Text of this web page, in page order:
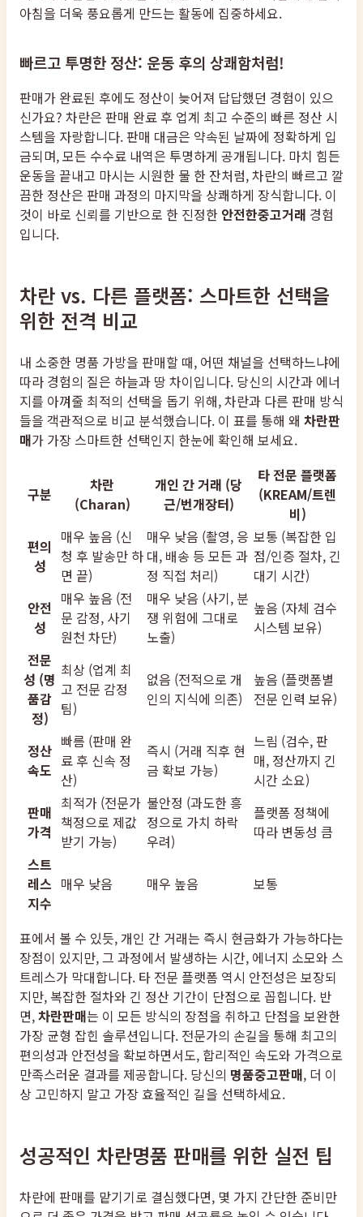
아침을 더욱 풍요롭게 만드는 활동에 집중하세요.
빠르고 투명한 정산: 운동 후의 상쾌함처럼!
판매가 완료된 후에도 정산이 늦어져 답답했던 경험이 있으
신가요? 차란은 판매 완료 후 업계 최고 수준의 빠른 정산 시
스템을 자랑합니다. 판매 대금은 약속된 날짜에 정확하게 입
금되며, 모든 수수료 내역은 투명하게 공개됩니다. 마치 힘든
운동을 끝내고 마시는 시원한 물 한 잔처럼, 차란의 빠르고 깔
끔한 정산은 판매 과정의 마지막을 상쾌하게 장식합니다. 이
것이 바로 신뢰를 기반으로 한 진정한 안전한중고거래 경험
입니다.
차란 vs. 다른 플랫폼: 스마트한 선택을
위한 전격 비교
내 소중한 명품 가방을 판매할 때, 어떤 채널을 선택하느냐에
따라 경험의 질은 하늘과 땅 차이입니다. 당신의 시간과 에너
지를 아껴줄 최적의 선택을 돕기 위해, 차란과 다른 판매 방식
들을 객관적으로 비교 분석했습니다. 이 표를 통해 왜 차란판
매가 가장 스마트한 선택인지 한눈에 확인해 보세요.
구분
차란
(Charan)
개인 간 거래 (당
근/번개장터)
타 전문 플랫폼
(KREAM/트렌
비)
편의
성
매우 높음 (신
청 후 발송만 하
면 끝)
매우 낮음 (촬영, 응
대, 배송 등 모든 과
정 직접 처리)
보통 (복잡한 입
점/인증 절차, 긴
대기 시간)
안전
성
매우 높음 (전
문 감정, 사기
원천 차단)
매우 낮음 (사기, 분
쟁 위험에 그대로
노출)
높음 (자체 검수
시스템 보유)
전문
성 (명
품감
정)
최상 (업계 최
고 전문 감정
팀)
없음 (전적으로 개
인의 지식에 의존)
높음 (플랫폼별
전문 인력 보유)
정산
속도
빠름 (판매 완
료 후 신속 정
산)
즉시 (거래 직후 현
금 확보 가능)
느림 (검수, 판
매, 정산까지 긴
시간 소요)
판매
가격
최적가 (전문가
책정으로 제값
받기 가능)
불안정 (과도한 흥
정으로 가치 하락
우려)
플랫폼 정책에
따라 변동성 큼
스트
레스
지수
매우 낮음 매우 높음 보통
표에서 볼 수 있듯, 개인 간 거래는 즉시 현금화가 가능하다는
장점이 있지만, 그 과정에서 발생하는 시간, 에너지 소모와 스
트레스가 막대합니다. 타 전문 플랫폼 역시 안전성은 보장되
지만, 복잡한 절차와 긴 정산 기간이 단점으로 꼽힙니다. 반
면,차란판매는 이 모든 방식의 장점을 취하고 단점을 보완한
가장 균형 잡힌 솔루션입니다. 전문가의 손길을 통해 최고의
편의성과 안전성을 확보하면서도, 합리적인 속도와 가격으로
만족스러운 결과를 제공합니다. 당신의 명품중고판매, 더 이
상 고민하지 말고 가장 효율적인 길을 선택하세요.
성공적인 차란명품 판매를 위한 실전 팁
차란에 판매를 맡기기로 결심했다면, 몇 가지 간단한 준비만